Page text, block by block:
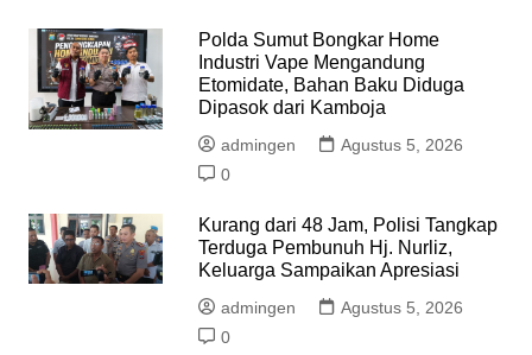
Polda Sumut Bongkar Home
Industri Vape Mengandung
Etomidate, Bahan Baku Diduga
Dipasok dari Kamboja
admingen
Agustus 5, 2026
0
Kurang dari 48 Jam, Polisi Tangkap
Terduga Pembunuh Hj. Nurliz,
Keluarga Sampaikan Apresiasi
admingen
Agustus 5, 2026
0